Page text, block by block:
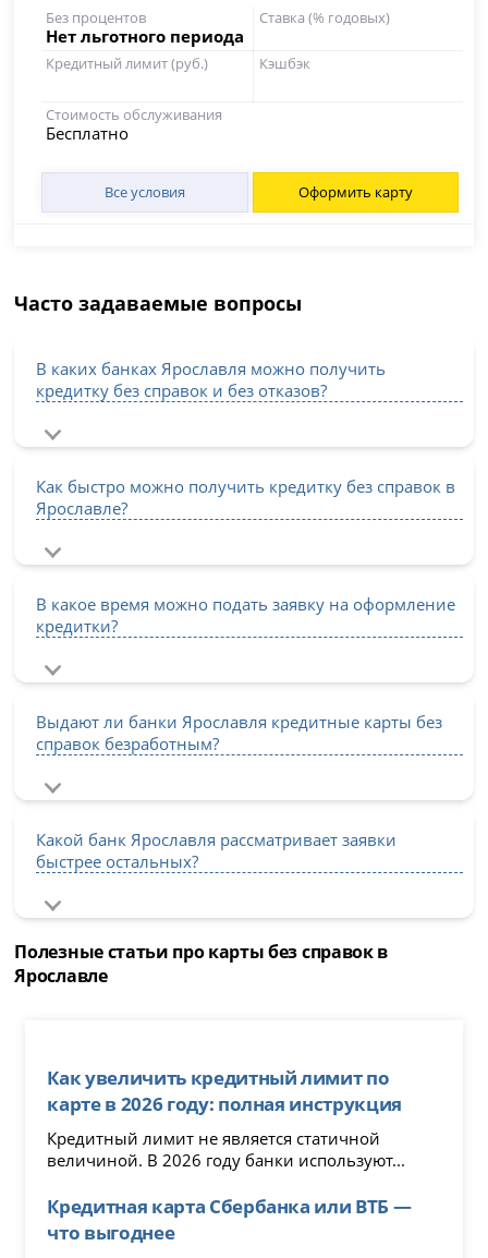
Без процентов
Нет льготного периода
Ставка (% годовых)
Кредитный лимит (руб.) Кэшбэк
Стоимость обслуживания
Бесплатно
Все условия Оформить карту
Часто задаваемые вопросы
В каких банках Ярославля можно получить
кредитку без справок и без отказов?
Как быстро можно получить кредитку без справок в
Ярославле?
В какое время можно подать заявку на оформление
кредитки?
Выдают ли банки Ярославля кредитные карты без
справок безработным?
Какой банк Ярославля рассматривает заявки
быстрее остальных?
Полезные статьи про карты без справок в
Ярославле
Как увеличить кредитный лимит по
карте в 2026 году: полная инструкция
Кредитный лимит не является статичной
величиной. В 2026 году банки используют...
Кредитная карта Сбербанка или ВТБ —
что выгоднее